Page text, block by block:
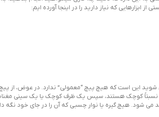
از ابزارهایی که نیاز دارید را در اینجا آورده ایم:
این است که هیچ پیچ “معمولی” ندارد. در عوض، از
نسبتاً کوچک هستند، سپس یک ظرف کوچک یا یک سینی
می شود. هیچ گیره یا نوار چسبی که آن را در جای خود نگه